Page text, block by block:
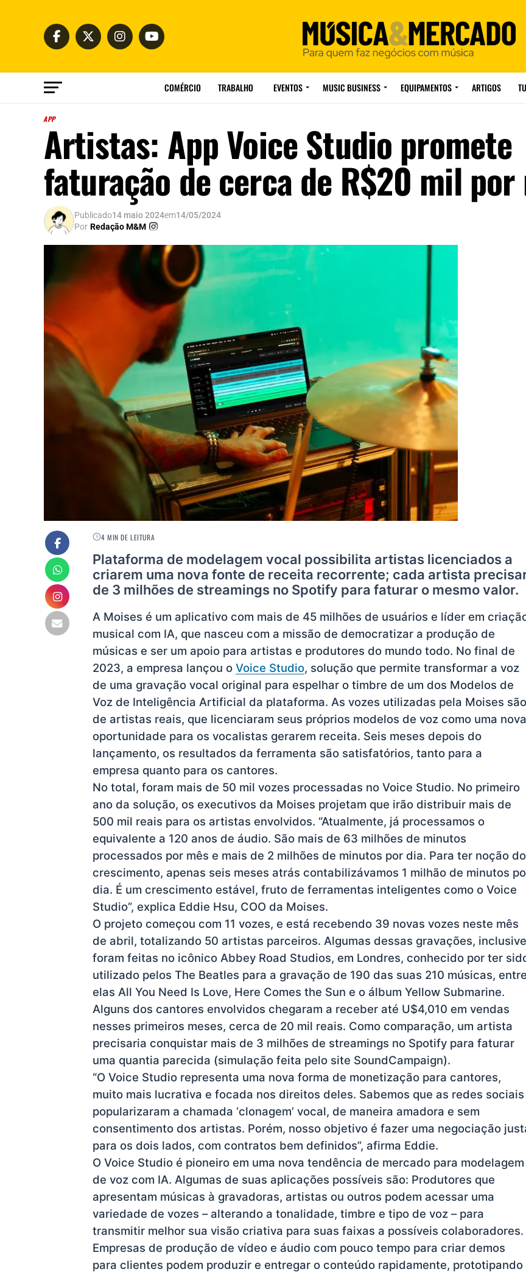
COMÉRCIO TRABALHO EVENTOS MUSIC BUSINESS EQUIPAMENTOS ARTIGOS
APP
Artistas: App Voice Studio promete
faturação de cerca de R$20 mil por
Publicado14 maio 2024em14/05/2024
Por Redação M&M
4 MIN DE LEITURA
Plataforma de modelagem vocal possibilita artistas licenciados a
criarem uma nova fonte de receita recorrente; cada artista
de 3 milhões de streamings no Spotify para faturar o mesmo valor.
A Moises é um aplicativo com mais de 45 milhões de usuários e líder em
musical com IA, que nasceu com a missão de democratizar a produção de
músicas e ser um apoio para artistas e produtores do mundo todo. No final de
2023, a empresa lançou o Voice Studio, solução que permite transformar a voz
de uma gravação vocal original para espelhar o timbre de um dos Modelos de
Voz de Inteligência Artificial da plataforma. As vozes utilizadas pela Moises são
de artistas reais, que licenciaram seus próprios modelos de voz como uma nova
oportunidade para os vocalistas gerarem receita. Seis meses depois do
lançamento, os resultados da ferramenta são satisfatórios, tanto para a
empresa quanto para os cantores.
No total, foram mais de 50 mil vozes processadas no Voice Studio. No primeiro
ano da solução, os executivos da Moises projetam que irão distribuir mais de
500 mil reais para os artistas envolvidos. “Atualmente, já processamos o
equivalente a 120 anos de áudio. São mais de 63 milhões de minutos
processados por mês e mais de 2 milhões de minutos por dia. Para ter noção do
crescimento, apenas seis meses atrás contabilizávamos 1 milhão de minutos
dia. É um crescimento estável, fruto de ferramentas inteligentes como o Voice
Studio”, explica Eddie Hsu, COO da Moises.
O projeto começou com 11 vozes, e está recebendo 39 novas vozes neste mês
de abril, totalizando 50 artistas parceiros. Algumas dessas gravações,
foram feitas no icônico Abbey Road Studios, em Londres, conhecido por ter
utilizado pelos The Beatles para a gravação de 190 das suas 210 músicas, entre
elas All You Need Is Love, Here Comes the Sun e o álbum Yellow Submarine.
Alguns dos cantores envolvidos chegaram a receber até U$4,010 em vendas
nesses primeiros meses, cerca de 20 mil reais. Como comparação, um artista
precisaria conquistar mais de 3 milhões de streamings no Spotify para faturar
uma quantia parecida (simulação feita pelo site SoundCampaign).
“O Voice Studio representa uma nova forma de monetização para cantores,
muito mais lucrativa e focada nos direitos deles. Sabemos que as redes sociais
popularizaram a chamada ‘clonagem’ vocal, de maneira amadora e sem
consentimento dos artistas. Porém, nosso objetivo é fazer uma negociação
para os dois lados, com contratos bem definidos”, afirma Eddie.
O Voice Studio é pioneiro em uma nova tendência de mercado para modelagem
de voz com IA. Algumas de suas aplicações possíveis são: Produtores que
apresentam músicas à gravadoras, artistas ou outros podem acessar uma
variedade de vozes – alterando a tonalidade, timbre e tipo de voz – para
transmitir melhor sua visão criativa para suas faixas a possíveis colaboradores.
Empresas de produção de vídeo e áudio com pouco tempo para criar demos
para clientes podem produzir e entregar o conteúdo rapidamente, prototipando